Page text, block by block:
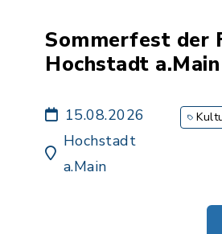
Sommerfest der
Hochstadt a.Main
15.08.2026
Hochstadt
a.Main